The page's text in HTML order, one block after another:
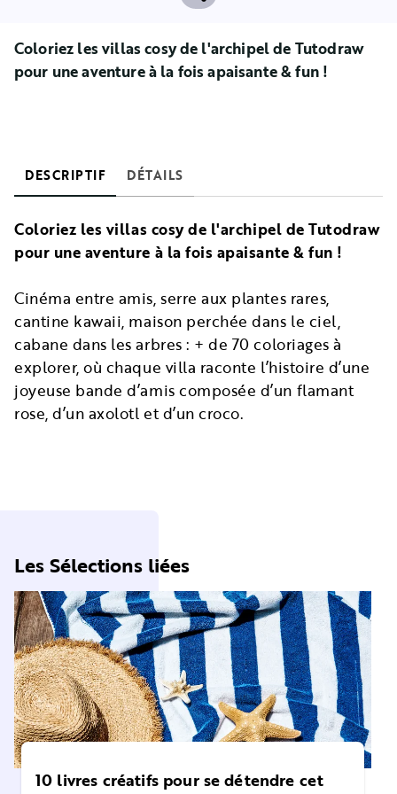
Coloriez les villas cosy de l'archipel de Tutodraw
pour une aventure à la fois apaisante & fun !
DESCRIPTIF DÉTAILS
Coloriez les villas cosy de l'archipel de Tutodraw
pour une aventure à la fois apaisante & fun !
Cinéma entre amis, serre aux plantes rares,
cantine kawaii, maison perchée dans le ciel,
cabane dans les arbres : + de 70 coloriages à
explorer, où chaque villa raconte l’histoire d’une
joyeuse bande d’amis composée d’un flamant
rose, d’un axolotl et d’un croco.
Les Sélections liées
10 livres créatifs pour se détendre cet